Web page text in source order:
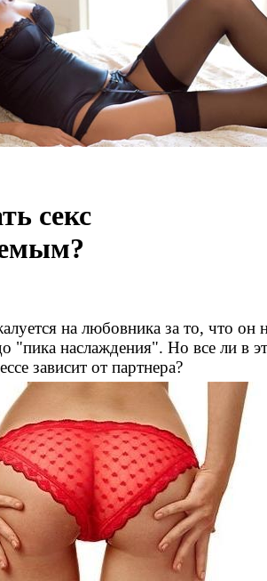
секс
на любовника за то, что он
"пика наслаждения". Но все ли в
зависит от партнера?